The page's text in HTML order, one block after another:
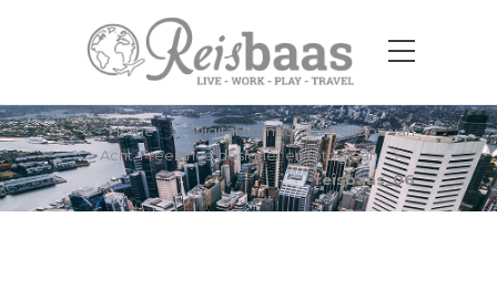
Home
Digital nomad story! Simon van
Acht, Freelance designer en fotograaf.
reisbaas_06